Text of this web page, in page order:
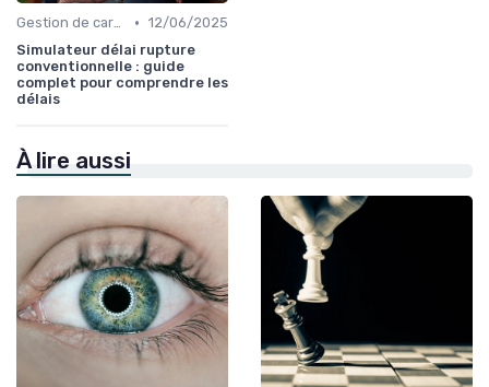
Gestion de carrière • 12/06/2025
Simulateur délai rupture
conventionnelle : guide
complet pour comprendre les
délais
À lire aussi